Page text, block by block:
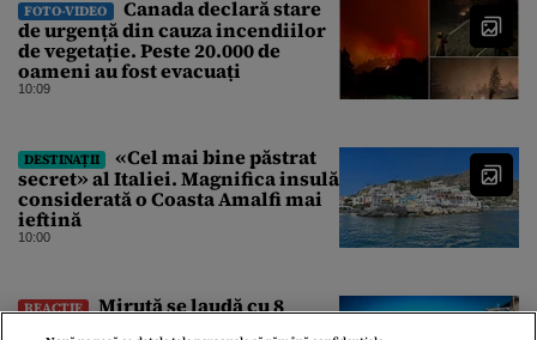
FOTO-VIDEO
Canada declară stare
de urgență din cauza incendiilor
de vegetație. Peste 20.000 de
oameni au fost evacuați
10:09
DESTINAȚII
«Cel mai bine păstrat
secret» al Italiei. Magnifica insulă
considerată o Coasta Amalfi mai
ieftină
10:00
REACȚIE
Miruță se laudă cu 8